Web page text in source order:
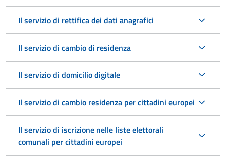
Il servizio di rettifica dei dati anagrafici
Il servizio di cambio di residenza
Il servizio di domicilio digitale
Il servizio di cambio residenza per cittadini europei
Il servizio di iscrizione nelle liste elettorali
comunali per cittadini europei